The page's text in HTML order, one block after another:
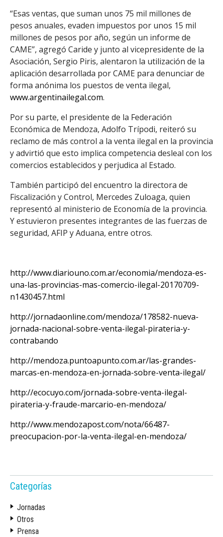
“Esas ventas, que suman unos 75 mil millones de
pesos anuales, evaden impuestos por unos 15 mil
millones de pesos por año, según un informe de
CAME”, agregó Caride y junto al vicepresidente de la
Asociación, Sergio Piris, alentaron la utilización de la
aplicación desarrollada por CAME para denunciar de
forma anónima los puestos de venta ilegal,
www.argentinailegal.com.
Por su parte, el presidente de la Federación
Económica de Mendoza, Adolfo Trípodi, reiteró su
reclamo de más control a la venta ilegal en la provincia
y advirtió que esto implica competencia desleal con los
comercios establecidos y perjudica al Estado.
También participó del encuentro la directora de
Fiscalización y Control, Mercedes Zuloaga, quien
representó al ministerio de Economía de la provincia.
Y estuvieron presentes integrantes de las fuerzas de
seguridad, AFIP y Aduana, entre otros.
http://www.diariouno.com.ar/economia/mendoza-es-
una-las-provincias-mas-comercio-ilegal-20170709-
n1430457.html
http://jornadaonline.com/mendoza/178582-nueva-
jornada-nacional-sobre-venta-ilegal-pirateria-y-
contrabando
http://mendoza.puntoapunto.com.ar/las-grandes-
marcas-en-mendoza-en-jornada-sobre-venta-ilegal/
http://ecocuyo.com/jornada-sobre-venta-ilegal-
pirateria-y-fraude-marcario-en-mendoza/
http://www.mendozapost.com/nota/66487-
preocupacion-por-la-venta-ilegal-en-mendoza/
Categorías
Jornadas
Otros
Prensa